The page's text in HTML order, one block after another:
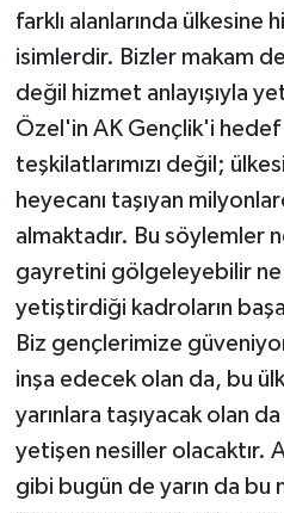
farklı alanlarında
isimlerdir. Bizler makam
değil hizmet anlayışıyla
Özel'in AK Gençlik'i hedef
teşkilatlarımızı değil;
heyecanı taşıyan
almaktadır. Bu söylemler
gayretini gölgeleyebilir
yetiştirdiği kadroların
Biz gençlerimize
inşa edecek olan da, bu
yarınlara taşıyacak olan
yetişen nesiller olacaktır.
gibi bugün de yarın da bu